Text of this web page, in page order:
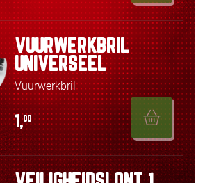
VUURWERKBRIL
UNIVERSEEL
Vuurwerkbril
1,00